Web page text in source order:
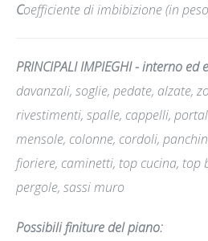
Coefficiente di imbibizione (in
PRINCIPALI IMPIEGHI - interno ed
davanzali, soglie, pedate, alzate,
rivestimenti, spalle, cappelli,
mensole, colonne, cordoli,
fioriere, caminetti, top cucina, top
pergole, sassi muro
Possibili finiture del piano: